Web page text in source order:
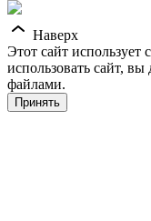
Наверх
Этот сайт
использовать сайт, вы
файлами.
Принять